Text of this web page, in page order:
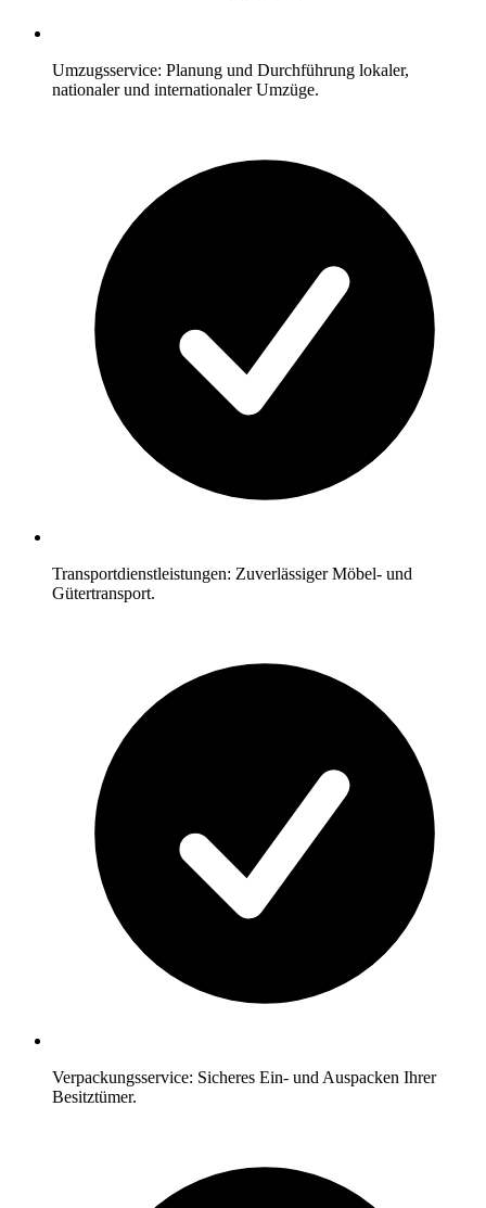
Umzugsservice: Planung und Durchführung lokaler,
nationaler und internationaler Umzüge.
Transportdienstleistungen: Zuverlässiger Möbel- und
Gütertransport.
Verpackungsservice: Sicheres Ein- und Auspacken Ihrer
Besitztümer.